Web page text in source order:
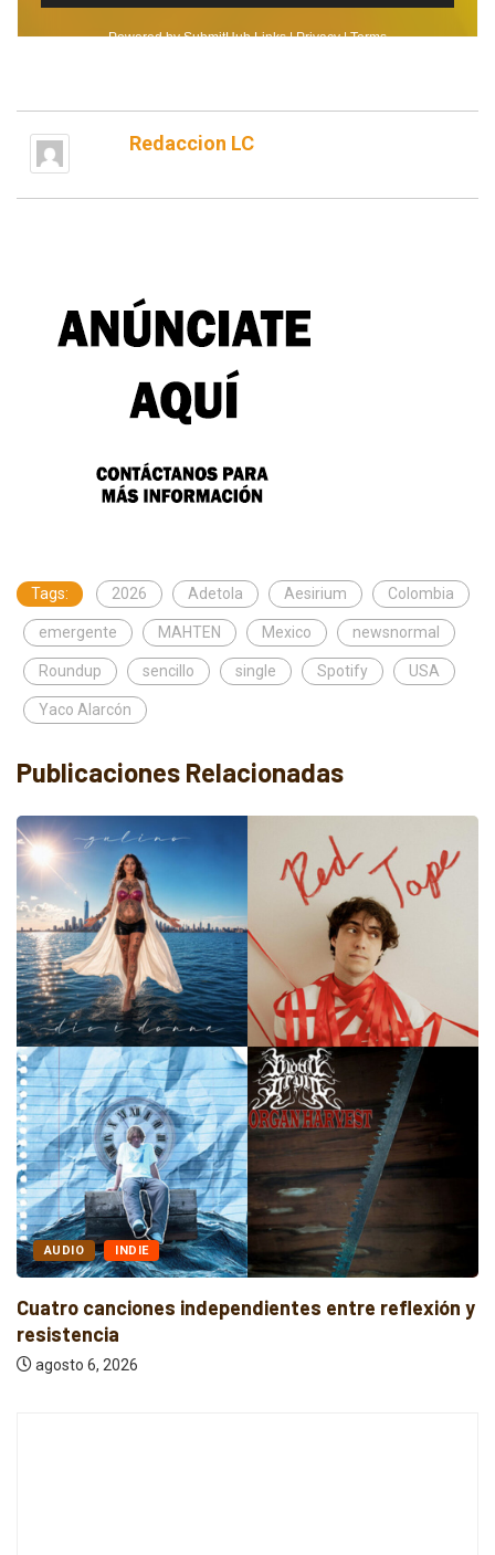
Redaccion LC
Tags: 2026 Adetola Aesirium Colombia
emergente MAHTEN Mexico newsnormal
Roundup sencillo single Spotify USA
Yaco Alarcón
Publicaciones Relacionadas
AUDIO INDIE
Cuatro canciones independientes entre reflexión y
resistencia
agosto 6, 2026